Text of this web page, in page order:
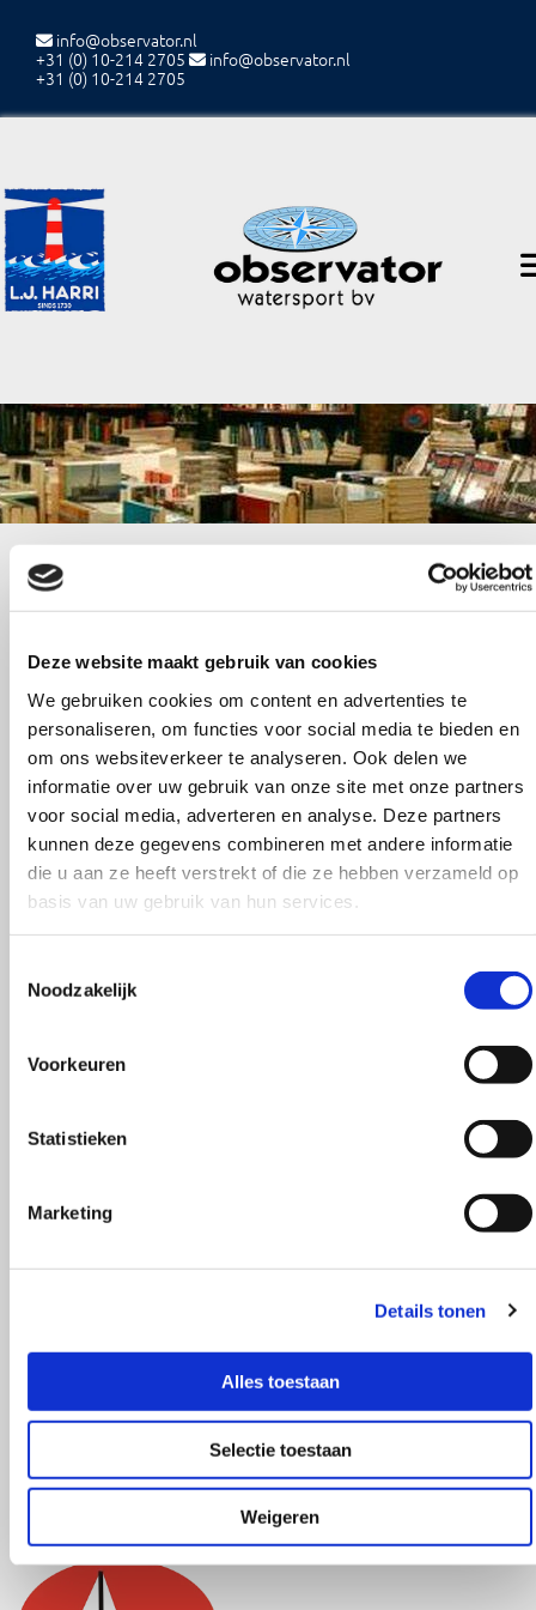
Deze website maakt gebruik van cookies
We gebruiken cookies om content en advertenties te
personaliseren, om functies voor social media te bieden en
om ons websiteverkeer te analyseren. Ook delen we
informatie over uw gebruik van onze site met onze partners
voor social media, adverteren en analyse. Deze partners
kunnen deze gegevens combineren met andere informatie
die u aan ze heeft verstrekt of die ze hebben verzameld op
basis van uw gebruik van hun services.
Noodzakelijk
Voorkeuren
Statistieken
Marketing
Details tonen
Alles toestaan
Selectie toestaan
Weigeren
 info@observator.nl
+31 (0) 10-214 2705  info@observator.nl
+31 (0) 10-214 2705
E-boeken
In samenwerking met zusterbedrijf Cure Productions
Watersportmedia ontwikkelden we een serie e-boeken. Lezers
kunnen direct in de webshop van Cure Watersportmedia hun e-
boek bestellen. Na betaling krijgt de consument een
gepersonifieerd exemplaar. Ons bestandformat is gebaseerd op het
PDF format waarvoor voor vrijwel elk apparaat een reader gratis
beschikbaar is. In deze e-boeken komen internetlinks voor. Zowel
naar websites met interessante achtergrondinformatie als naar
video’s en multimediafragmenten.
instructieboeken en zelfs voor boordkinderen een tweetal
In dewebshopvan L.J. Harri en Watersportmedia vindt u
(afgeprijsde) boeken en alle uitgaven waar we bij
betrokken waren.